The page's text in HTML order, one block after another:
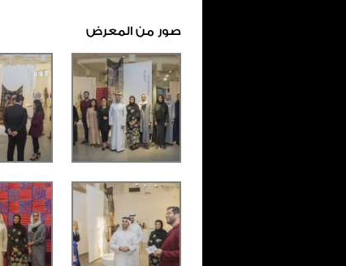
صور من المعرض